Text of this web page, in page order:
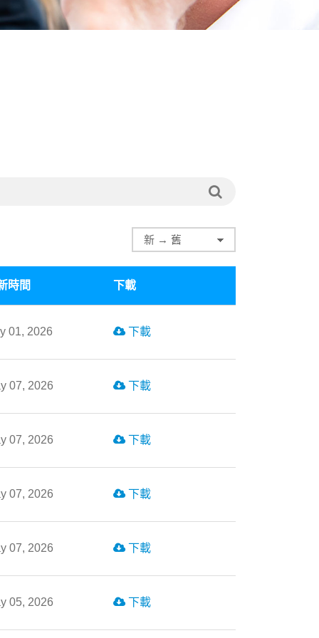
時間 下載
01, 2026 下載
07, 2026 下載
07, 2026 下載
07, 2026 下載
07, 2026 下載
05, 2026 下載